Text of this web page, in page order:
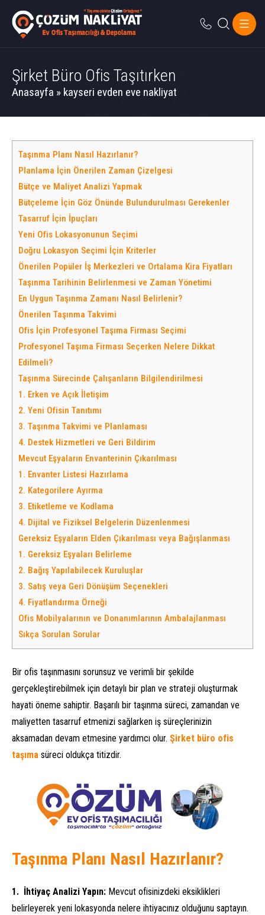
Şirket Büro Ofis Taşıtırken
Anasayfa » kayseri evden eve nakliyat
Taşınma Planı Nasıl Hazırlanır?
Planlama İçin Önerilen Zaman Çizelgesi
Bütçe ve Maliyet Analizi Yapmak
Bütçeleme İçin Göz Önünde Bulundurulması Gerekenler
Tasarruf İçin İpuçları
Yeni Ofis Lokasyonunun Seçimi
Doğru Lokasyon Seçimi İçin Kriterler
Önerilen Popüler İş Merkezleri ve Ortalama Kira Fiyatları
Taşınma Tarihinin Belirlenmesi ve Zaman Yönetimi
En Uygun Taşınma Zamanı Nasıl Belirlenir?
Önerilen Taşınma Takvimi
Ofis İçin Profesyonel Taşıma Firması Seçimi
Profesyonel Taşıma Firması Seçerken Nelere Dikkat
Edilmeli?
Taşınma Sürecinde Çalışanların Bilgilendirilmesi
1. Erken ve Açık İletişim
2. Yeni Ofisin Tanıtımı
3. Taşınma Takvimi ve Planlaması
4. Destek Hizmetleri ve Geri Bildirim
Mevcut Eşyaların Envanterinin Çıkarılması
1. Envanter Listesi Hazırlama
2. Kategorilere Ayırma
3. Etiketleme ve Kodlama
4. Dijital ve Fiziksel Belgelerin Düzenlenmesi
Gereksiz Eşyaların Elden Çıkarılması veya Bağışlanması
1. Gereksiz Eşyaları Belirleme
2. Bağış Yapılabilecek Kuruluşlar
3. Satış veya Geri Dönüşüm Seçenekleri
4. Fiyatlandırma Örneği
Ofis Mobilyalarının ve Donanımlarının Ambalajlanması
Sıkça Sorulan Sorular
Bir ofis taşınmasını sorunsuz ve verimli bir şekilde
gerçekleştirebilmek için detaylı bir plan ve strateji oluşturmak
hayati öneme sahiptir. Başarılı bir taşınma süreci, zamandan ve
maliyetten tasarruf etmenizi sağlarken iş süreçlerinizin
aksamadan devam etmesine yardımcı olur. Şirket büro ofis
taşıma süreci oldukça titizdir.
Taşınma Planı Nasıl Hazırlanır?
İhtiyaç Analizi Yapın: Mevcut ofisinizdeki eksiklikleri
belirleyerek yeni lokasyonda nelere ihtiyacınız olduğunu saptayın.